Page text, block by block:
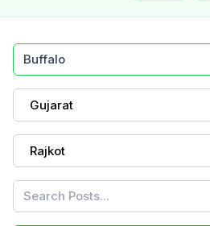
Buffalo
Gujarat
Rajkot